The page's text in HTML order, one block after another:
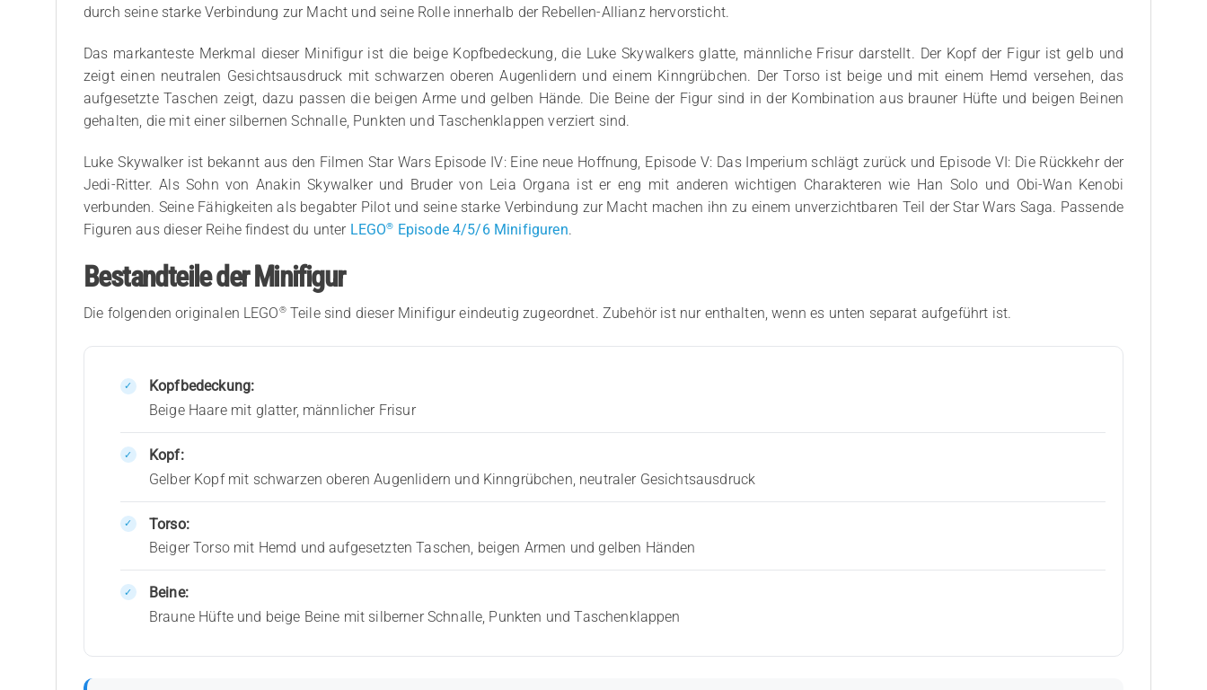
durch seine starke Verbindung zur Macht und seine Rolle innerhalb der Rebellen-Allianz hervorsticht.
Das markanteste Merkmal dieser Minifigur ist die beige Kopfbedeckung, die Luke Skywalkers glatte, männliche Frisur darstellt. Der Kopf der Figur ist gelb und
zeigt einen neutralen Gesichtsausdruck mit schwarzen oberen Augenlidern und einem Kinngrübchen. Der Torso ist beige und mit einem Hemd versehen, das
aufgesetzte Taschen zeigt, dazu passen die beigen Arme und gelben Hände. Die Beine der Figur sind in der Kombination aus brauner Hüfte und beigen Beinen
gehalten, die mit einer silbernen Schnalle, Punkten und Taschenklappen verziert sind.
Luke Skywalker ist bekannt aus den Filmen Star Wars Episode IV: Eine neue Hoffnung, Episode V: Das Imperium schlägt zurück und Episode VI: Die Rückkehr der
Jedi-Ritter. Als Sohn von Anakin Skywalker und Bruder von Leia Organa ist er eng mit anderen wichtigen Charakteren wie Han Solo und Obi-Wan Kenobi
verbunden. Seine Fähigkeiten als begabter Pilot und seine starke Verbindung zur Macht machen ihn zu einem unverzichtbaren Teil der Star Wars Saga. Passende
Figuren aus dieser Reihe findest du unter LEGO® Episode 4/5/6 Minifiguren.
Bestandteile der Minifigur
Die folgenden originalen LEGO®Teile sind dieser Minifigur eindeutig zugeordnet. Zubehör ist nur enthalten, wenn es unten separat aufgeführt ist.
Kopfbedeckung:
Beige Haare mit glatter, männlicher Frisur
Kopf:
Gelber Kopf mit schwarzen oberen Augenlidern und Kinngrübchen, neutraler Gesichtsausdruck
Torso:
Beiger Torso mit Hemd und aufgesetzten Taschen, beigen Armen und gelben Händen
Beine:
Braune Hüfte und beige Beine mit silberner Schnalle, Punkten und Taschenklappen